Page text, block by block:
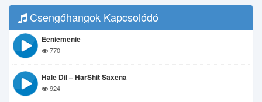
Csengőhangok Kapcsolódó
Eeniemenie
770
Hale Dil – HarShit Saxena
924